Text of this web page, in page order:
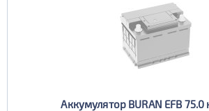
Аккумулятор BURAN EFB 75.0